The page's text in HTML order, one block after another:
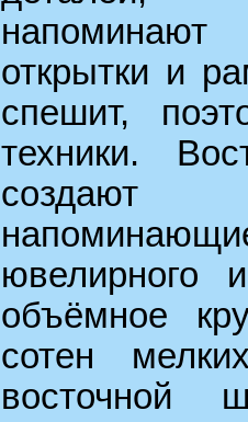
напоминают
открытки и
спешит,
техники.
создают
ювелирного
объёмное
сотен
восточной